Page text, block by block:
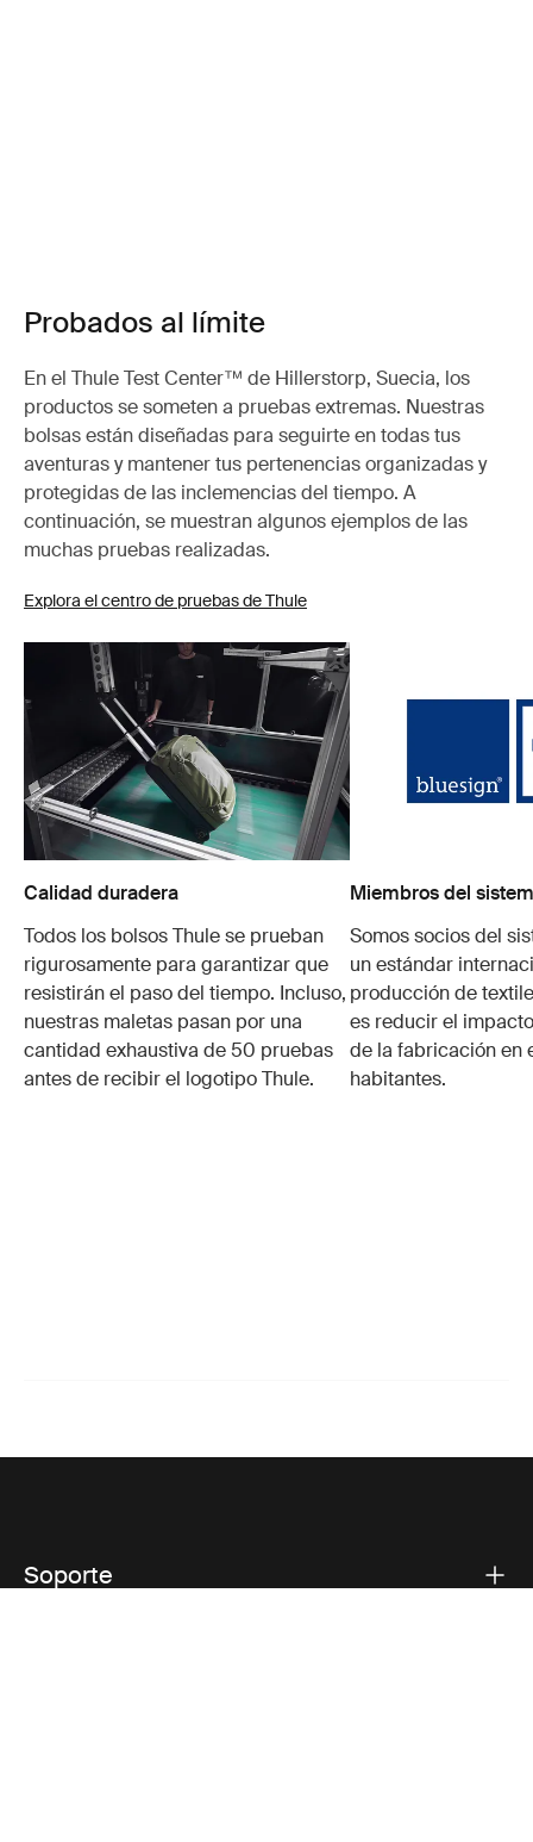
Probados al límite
En el Thule Test Center™ de Hillerstorp, Suecia, los
productos se someten a pruebas extremas. Nuestras
bolsas están diseñadas para seguirte en todas tus
aventuras y mantener tus pertenencias organizadas y
protegidas de las inclemencias del tiempo. A
continuación, se muestran algunos ejemplos de las
muchas pruebas realizadas.
Explora el centro de pruebas de Thule
Calidad duradera
Todos los bolsos Thule se prueban
rigurosamente para garantizar que
resistirán el paso del tiempo. Incluso,
nuestras maletas pasan por una
cantidad exhaustiva de 50 pruebas
antes de recibir el logotipo Thule.
Miembros del
Somos socios del
un estándar
producción de
es reducir el
de la fabricación en
habitantes.
Soporte